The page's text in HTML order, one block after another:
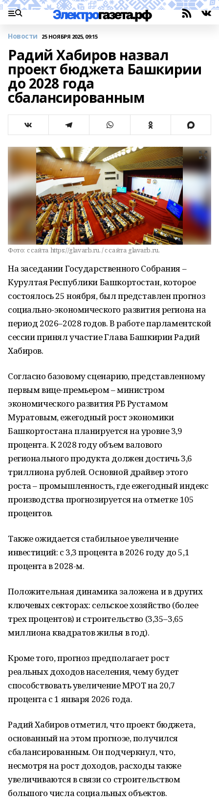
Новости 25 НОЯБРЯ 2025, 09:15
Радий Хабиров назвал
проект бюджета Башкирии
до 2028 года
сбалансированным
Фото: c сайта https://glavarb.ru. / c сайта glavarb.ru.
На заседании Государственного Собрания –
Курултая Республики Башкортостан, которое
состоялось 25 ноября, был представлен прогноз
социально-экономического развития региона на
период 2026–2028 годов. В работе парламентской
сессии принял участие Глава Башкирии Радий
Хабиров.
Согласно базовому сценарию, представленному
первым вице-премьером – министром
экономического развития РБ Рустамом
Муратовым, ежегодный рост экономики
Башкортостана планируется на уровне 3,9
процента. К 2028 году объем валового
регионального продукта должен достичь 3,6
триллиона рублей. Основной драйвер этого
роста – промышленность, где ежегодный индекс
производства прогнозируется на отметке 105
процентов.
Также ожидается стабильное увеличение
инвестиций: с 3,3 процента в 2026 году до 5,1
процента в 2028-м.
Положительная динамика заложена и в других
ключевых секторах: сельское хозяйство (более
трех процентов) и строительство (3,35–3,65
миллиона квадратов жилья в год).
Кроме того, прогноз предполагает рост
реальных доходов населения, чему будет
способствовать увеличение МРОТ на 20,7
процента с 1 января 2026 года.
Радий Хабиров отметил, что проект бюджета,
основанный на этом прогнозе, получился
сбалансированным. Он подчеркнул, что,
несмотря на рост доходов, расходы также
увеличиваются в связи со строительством
большого числа социальных объектов.